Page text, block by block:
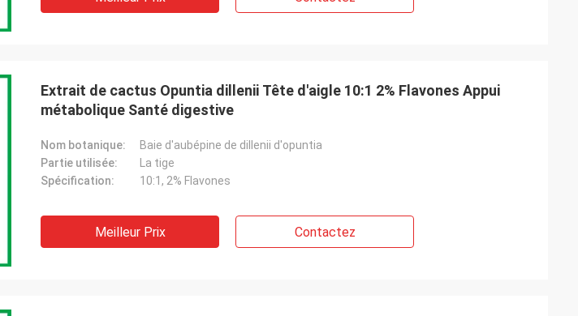
Extrait de cactus Opuntia dillenii Tête d'aigle 10:1 2% Flavones Appui
métabolique Santé digestive
Nom botanique:
Baie d'aubépine de dillenii d'opuntia
Partie utilisée:
La tige
Spécification:
10:1, 2% Flavones
Meilleur Prix Contactez